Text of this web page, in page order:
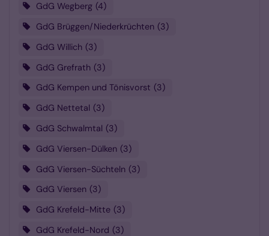
GdG Wegberg 4
GdG Brüggen/Niederkrüchten 3
GdG Willich 3
GdG Grefrath 3
GdG Kempen und Tönisvorst
3
GdG Nettetal 3
GdG Schwalmtal 3
GdG Viersen-Dülken 3
GdG Viersen-Süchteln 3
GdG Viersen
3
GdG Krefeld-Mitte 3
GdG Krefeld-Nord 3